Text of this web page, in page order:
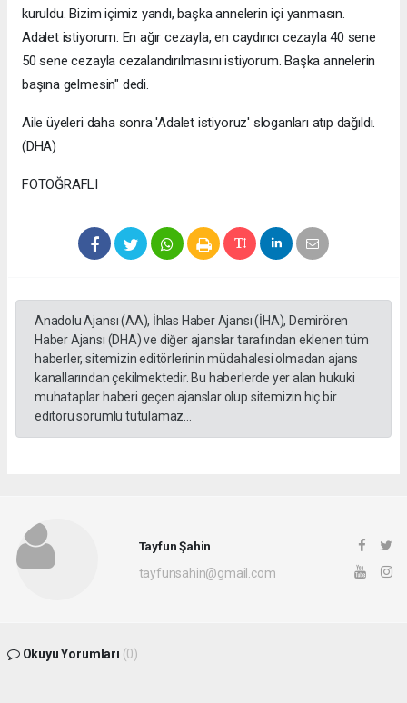
kuruldu. Bizim içimiz yandı, başka annelerin içi yanmasın.
Adalet istiyorum. En ağır cezayla, en caydırıcı cezayla 40 sene
50 sene cezayla cezalandırılmasını istiyorum. Başka annelerin
başına gelmesin" dedi.
Aile üyeleri daha sonra 'Adalet istiyoruz' sloganları atıp dağıldı.
(DHA)
FOTOĞRAFLI
Anadolu Ajansı (AA), İhlas Haber Ajansı (İHA), Demirören
Haber Ajansı (DHA) ve diğer ajanslar tarafından eklenen tüm
haberler, sitemizin editörlerinin müdahalesi olmadan ajans
kanallarından çekilmektedir. Bu haberlerde yer alan hukuki
muhataplar haberi geçen ajanslar olup sitemizin hiç bir
editörü sorumlu tutulamaz...
Tayfun Şahin
tayfunsahin@gmail.com
Okuyu Yorumları (0)